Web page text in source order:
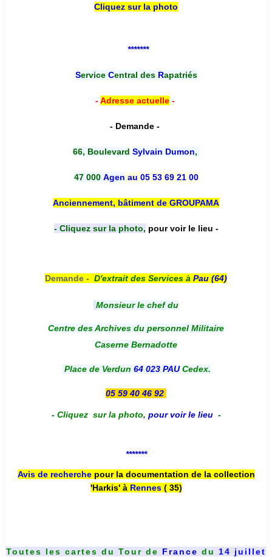
Cliquez sur la photo
*******
Service Central desRapatriés
-Adresse actuelle-
- Demande -
66, Boulevard Sylvain Dumon,
47 000 Agen au 05 53 69 21 00
Anciennement, bâtiment de GROUPAMA
- Cliquez sur la photo, pour voir le lieu -
Demande - D'extrait des Services à Pau (64)
Monsieur le chef du
Centre des Archives du personnel Militaire
Caserne Bernadotte
Place de Verdun 64 023 PAUCedex.
05 59 40 46 92
- Cliquez sur la photo, pour voir le lieu -
*******
Avis de recherche pour la documentation de la collection
'Harkis' à Rennes( 35)
Toutes les cartes du Tour de France du 14 juillet